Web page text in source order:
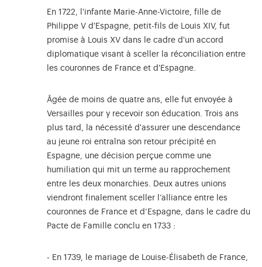
En 1722, l'infante Marie-Anne-Victoire, fille de
Philippe V d'Espagne, petit-fils de Louis XIV, fut
promise à Louis XV dans le cadre d'un accord
diplomatique visant à sceller la réconciliation entre
les couronnes de France et d'Espagne.
Âgée de moins de quatre ans, elle fut envoyée à
Versailles pour y recevoir son éducation. Trois ans
plus tard, la nécessité d'assurer une descendance
au jeune roi entraîna son retour précipité en
Espagne, une décision perçue comme une
humiliation qui mit un terme au rapprochement
entre les deux monarchies. Deux autres unions
viendront finalement sceller l’alliance entre les
couronnes de France et d’Espagne, dans le cadre du
Pacte de Famille conclu en 1733 :
- En 1739, le mariage de Louise-Élisabeth de France,